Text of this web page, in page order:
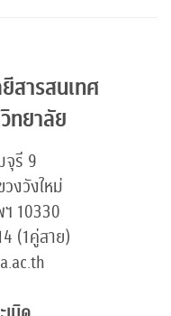
สารสนเทศ
ทยาลัย
จุรี 9
งวังใหม่
10330
(1คู่สาย)